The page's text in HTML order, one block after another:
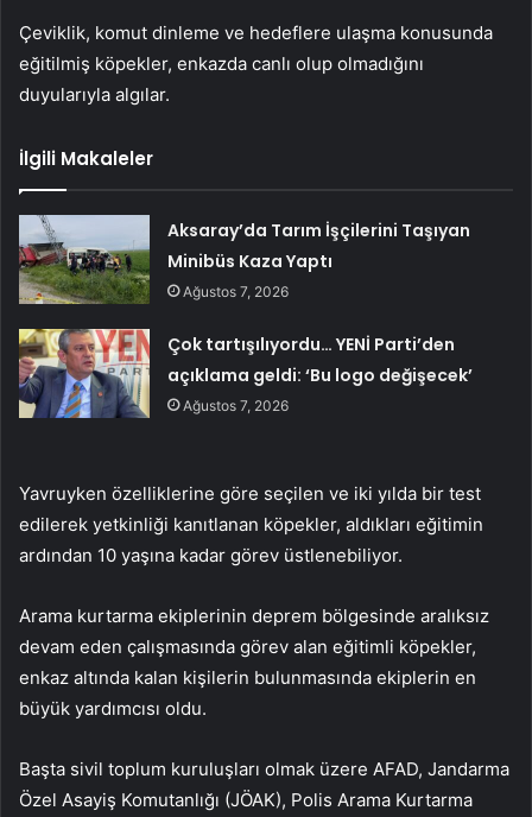
Çeviklik, komut dinleme ve hedeflere ulaşma konusunda
eğitilmiş köpekler, enkazda canlı olup olmadığını
duyularıyla algılar.
İlgili Makaleler
Aksaray’da Tarım İşçilerini Taşıyan
Minibüs Kaza Yaptı
Ağustos 7, 2026
Çok tartışılıyordu… YENİ Parti’den
açıklama geldi: ‘Bu logo değişecek’
Ağustos 7, 2026
Yavruyken özelliklerine göre seçilen ve iki yılda bir test
edilerek yetkinliği kanıtlanan köpekler, aldıkları eğitimin
ardından 10 yaşına kadar görev üstlenebiliyor.
Arama kurtarma ekiplerinin deprem bölgesinde aralıksız
devam eden çalışmasında görev alan eğitimli köpekler,
enkaz altında kalan kişilerin bulunmasında ekiplerin en
büyük yardımcısı oldu.
Başta sivil toplum kuruluşları olmak üzere AFAD, Jandarma
Özel Asayiş Komutanlığı (JÖAK), Polis Arama Kurtarma